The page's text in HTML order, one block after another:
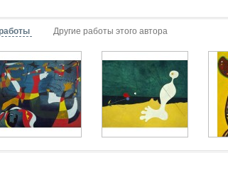
Другие работы этого автора